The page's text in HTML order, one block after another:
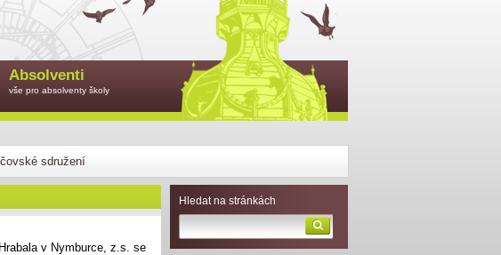
sdružení
v Nymburce, z.s. se
Hledat na stránkách
Absolventi
vše pro absolventy školy